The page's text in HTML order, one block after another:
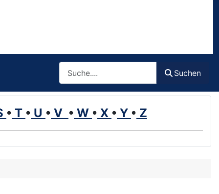
Suchen
• T • U • V • W • X • Y • Z